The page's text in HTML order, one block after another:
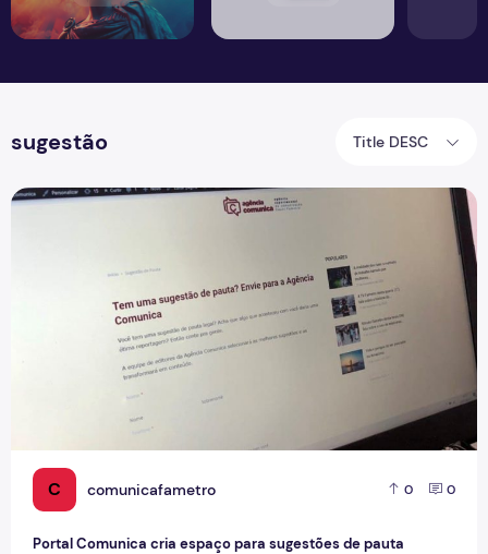
sugestão Title DESC
C comunicafametro 0 0
Portal Comunica cria espaço para sugestões de pauta
Portal Comunica cria espaço para sugestões de pauta